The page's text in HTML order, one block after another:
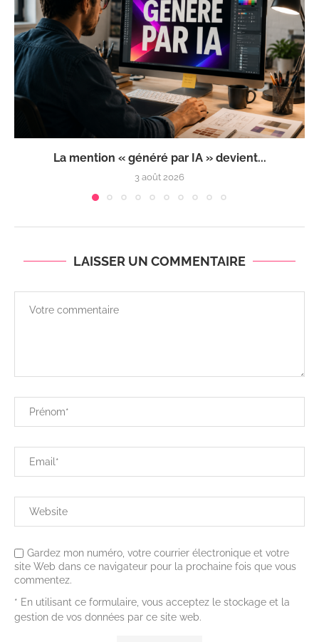
La mention « généré par IA » devient...
3 août 2026
LAISSER UN COMMENTAIRE
Gardez mon numéro, votre courrier électronique et votre
site Web dans ce navigateur pour la prochaine fois que vous
commentez.
* En utilisant ce formulaire, vous acceptez le stockage et la
gestion de vos données par ce site web.